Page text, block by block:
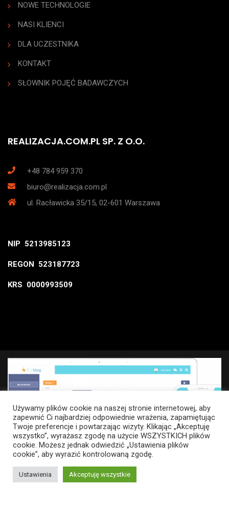
NOWE TECHNOLOGIE
NASI KLIENCI
DLA UCZESTNIKA
KONTAKT
SŁOWNIK POJĘĆ BADAWCZYCH
REALIZACJA.COM.PL SP. Z O.O.
+48 784 959 370
biuro@realizacja.com.pl
ul. Racławicka 35/15, 02-601 Warszawa
NIP 5213985123
REGON 523187723
KRS 0000993509
Używamy plików cookie na naszej stronie internetowej, aby
zapewnić Ci najbardziej odpowiednie wrażenia, zapamiętując
Twoje preferencje i powtarzając wizyty. Klikając „Akceptuję
wszystko”, wyrażasz zgodę na użycie WSZYSTKICH plików
cookie. Możesz jednak odwiedzić „Ustawienia plików
cookie”, aby wyrazić kontrolowaną zgodę.
Ustawienia Akceptuję wszystkie